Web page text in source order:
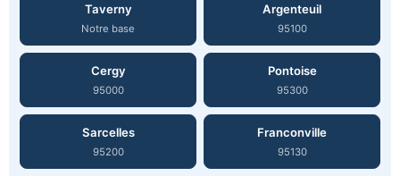
Taverny
Notre base
Argenteuil
95100
Cergy
95000
Pontoise
95300
Sarcelles
95200
Franconville
95130